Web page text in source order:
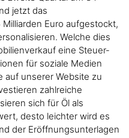
jetzt das
Euro aufgestockt,
Welche dies
eine Steuer-
für soziale Medien
auf unserer Website zu
zahlreiche
sich für Öl als
desto leichter wird es
der Eröffnungsunterlagen